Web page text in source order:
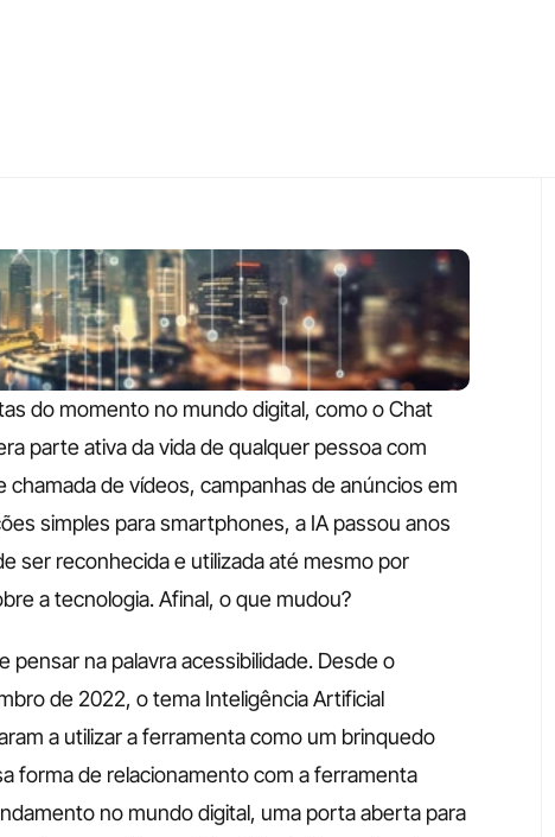
do momento no mundo digital, como o Chat
parte ativa da vida de qualquer pessoa com
de vídeos, campanhas de anúncios em
simples para smartphones, a IA passou anos
ser reconhecida e utilizada até mesmo por
a tecnologia. Afinal, o que mudou?
na palavra acessibilidade. Desde o
de 2022, o tema Inteligência Artificial
a utilizar a ferramenta como um brinquedo
forma de relacionamento com a ferramenta
no mundo digital, uma porta aberta para